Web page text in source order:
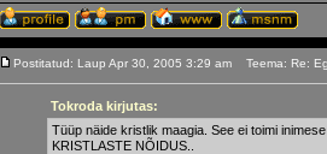
Postitatud: Laup Apr 30, 2005 3:29 am Teema: Re:
Tokroda kirjutas:
Tüüp näide kristlik maagia. See ei toimi
KRISTLASTE NÕIDUS..